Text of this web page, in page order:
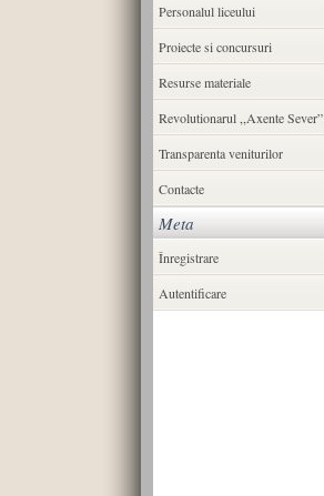
Personalul liceului
Proiecte si concursuri
Resurse materiale
Revolutionarul ,,Axente Sever”
Transparenta veniturilor
Contacte
Meta
Înregistrare
Autentificare